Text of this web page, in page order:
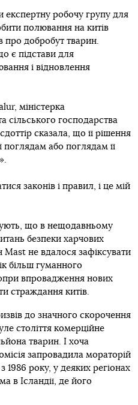
експертну робочу групу для
полювання на китів
про добробут тварин.
є підстави для
і відновлення
міністерка
сільського господарства
сказала, що її рішення
поглядам або поглядам її
законів і правил, і це мій
що в нещодавньому
безпеки харчових
Mast не вдалося зафіксувати
більш гуманного
впровадження нових
страждання китів.
до значного скорочення
століття комерційне
тварин. І хоча
запровадила мораторій
1986 року, у деяких регіонах
в Ісландії, де його